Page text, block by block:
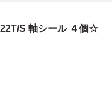
S 軸シール ４個☆